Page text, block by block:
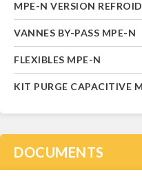
MPE-N VERSION
VANNES BY-PASS MPE-N
FLEXIBLES MPE-N
KIT PURGE CAPACITIVE
DOCUMENTS